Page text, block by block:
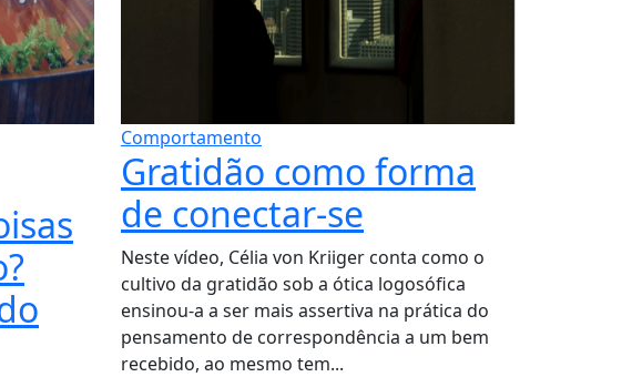
Comportamento
Gratidão como forma
de conectar-se
Neste vídeo, Célia von Kriiger conta como o
cultivo da gratidão sob a ótica logosófica
ensinou-a a ser mais assertiva na prática do
pensamento de correspondência a um bem
recebido, ao mesmo tem...